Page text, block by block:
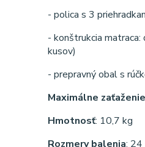
- polica s 3
- konštrukcia
kusov)
- prepravný obal s
Maximálne zaťaženie
Hmotnosť: 10,7 kg
Rozmery balenia: 24